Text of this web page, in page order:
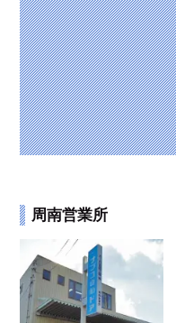
周南営業所